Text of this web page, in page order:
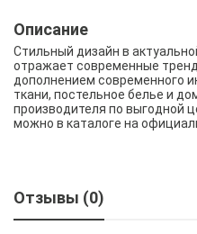
Описание
Стильный дизайн в
отражает современные
дополнением современного
ткани, постельное белье и
производителя по выгодной
можно в каталоге на
Отзывы (0)